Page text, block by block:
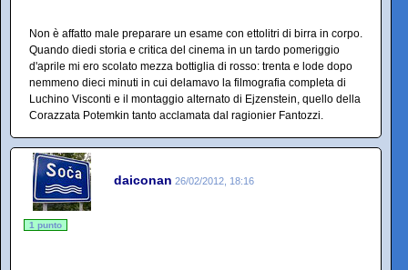
Non è affatto male preparare un esame con ettolitri di birra in corpo.
Quando diedi storia e critica del cinema in un tardo pomeriggio
d'aprile mi ero scolato mezza bottiglia di rosso: trenta e lode dopo
nemmeno dieci minuti in cui delamavo la filmografia completa di
Luchino Visconti e il montaggio alternato di Ejzenstein, quello della
Corazzata Potemkin tanto acclamata dal ragionier Fantozzi.
daiconan 26/02/2012, 18:16
1 punto